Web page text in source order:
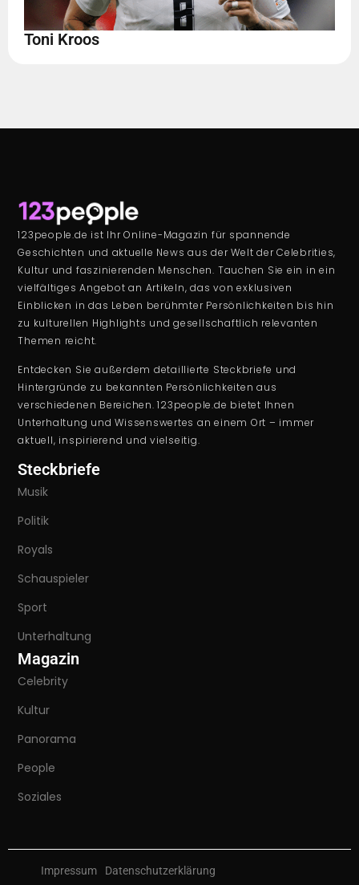
Toni Kroos
123people.de ist Ihr Online-Magazin für spannende
Geschichten und aktuelle News aus der Welt der Celebrities,
Kultur und faszinierenden Menschen. Tauchen Sie ein in ein
vielfältiges Angebot an Artikeln, das von exklusiven
Einblicken in das Leben berühmter Persönlichkeiten bis hin
zu kulturellen Highlights und gesellschaftlich relevanten
Themen reicht.
Entdecken Sie außerdem detaillierte Steckbriefe und
Hintergründe zu bekannten Persönlichkeiten aus
verschiedenen Bereichen. 123people.de bietet Ihnen
Unterhaltung und Wissenswertes an einem Ort – immer
aktuell, inspirierend und vielseitig.
Steckbriefe
Musik
Politik
Royals
Schauspieler
Sport
Unterhaltung
Magazin
Celebrity
Kultur
Panorama
People
Soziales
Impressum Datenschutzerklärung